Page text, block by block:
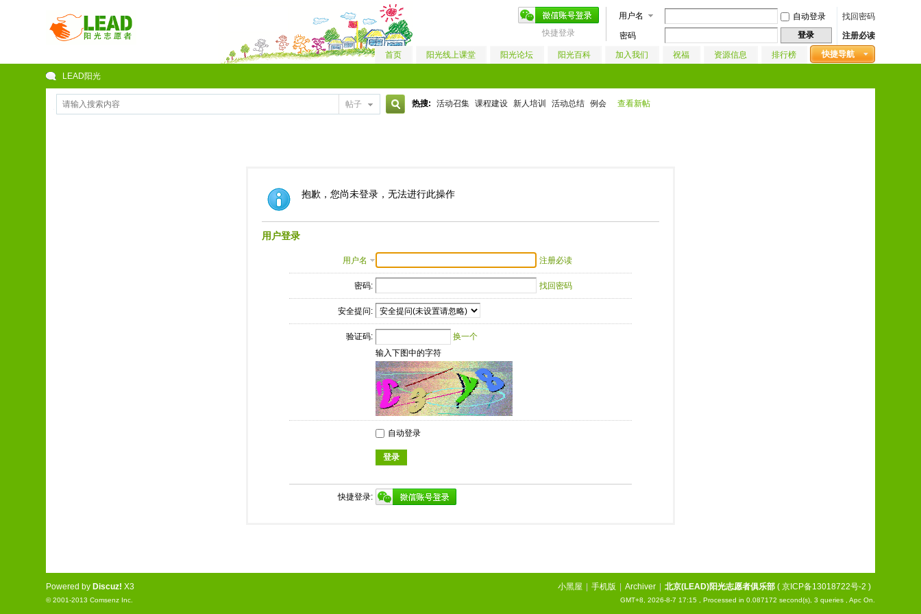
用户名 自动登录
找回密码
密码
登录 注册必读
快捷登录
快捷导航
首页 阳光线上课堂 阳光论坛 阳光百科 加入我们 祝福 资源信息 排行榜
LEAD阳光
帖子 热搜: 活动召集 课程建设 新人培训 活动总结 例会 查看新帖
抱歉，您尚未登录，无法进行此操作
用户登录
用户名 注册必读
密码: 找回密码
安全提问:
验证码:
换一个
输入下图中的字符
自动登录
登录
快捷登录:
小黑屋 手机版 Archiver 北京(LEAD)阳光志愿者俱乐部( 京ICP备13018722号-2 )
GMT+8, 2026-8-7 17:15, Processed in 0.087172 second(s), 3 queries , Apc On.
Powered by Discuz! X3
© 2001-2013Comsenz Inc.